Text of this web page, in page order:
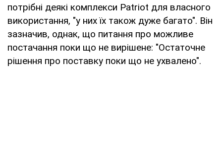
потрібні деякі комплекси Patriot для власного
використання, "у них їх також дуже багато". Він
зазначив, однак, що питання про можливе
постачання поки що не вирішене: "Остаточне
рішення про поставку поки що не ухвалено".